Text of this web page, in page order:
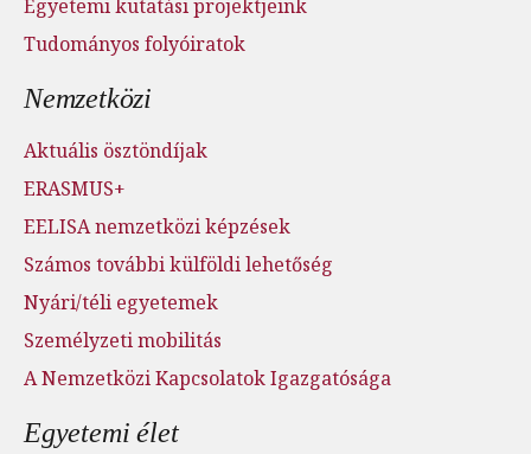
Egyetemi kutatási projektjeink
Tudományos folyóiratok
Nemzetközi
Aktuális ösztöndíjak
ERASMUS+
EELISA nemzetközi képzések
Számos további külföldi lehetőség
Nyári/téli egyetemek
Személyzeti mobilitás
A Nemzetközi Kapcsolatok Igazgatósága
Egyetemi élet